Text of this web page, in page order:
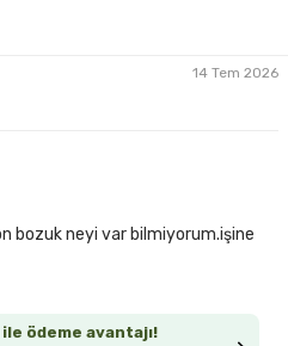
14 Tem 2026
ödeme avantajı!
bozuk neyi var bilmiyorum.işine